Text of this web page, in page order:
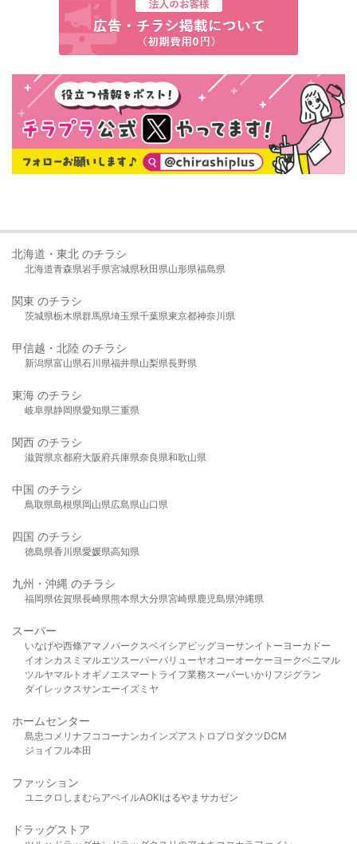
北海道・東北 のチラシ
北海道青森県岩手県宮城県秋田県山形県福島県
関東 のチラシ
茨城県栃木県群馬県埼玉県千葉県東京都神奈川県
甲信越・北陸 のチラシ
新潟県富山県石川県福井県山梨県長野県
東海 のチラシ
岐阜県静岡県愛知県三重県
関西 のチラシ
滋賀県京都府大阪府兵庫県奈良県和歌山県
中国 のチラシ
鳥取県島根県岡山県広島県山口県
四国 のチラシ
徳島県香川県愛媛県高知県
九州・沖縄 のチラシ
福岡県佐賀県長崎県熊本県大分県宮崎県鹿児島県沖縄県
スーパー
いなげや西條アマノパークスベイシア ビッグヨーサンイトーヨーカドー
イオンカスミ マルエツスーパーバリューヤオコーオーケー ヨークベニマル
ツルヤマルト オギノ エスマート ライフ業務スーパーいかり フジグラン
ダイレックスサンエーイズミヤ
ホームセンター
島忠 コメリ ナフコ コーナンカインズアストロプロダクツDCM
ジョイフル本田
ファッション
ユニクロ しまむら アベイルAOKIはるやま サカゼン
ドラッグストア